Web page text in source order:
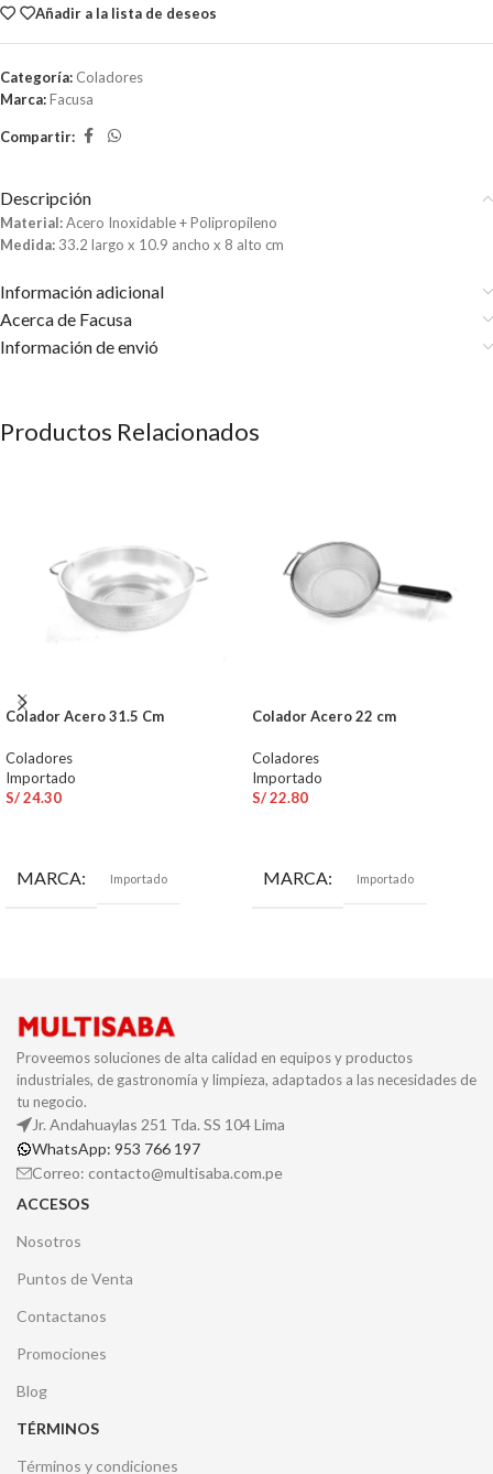
Añadir a la lista de deseos
Categoría: Coladores
Marca:Facusa
Compartir:
Descripción
Material:Acero Inoxidable + Polipropileno
Medida: 33.2 largo x 10.9 ancho x 8 alto cm
Información adicional
Acerca de Facusa
Información de envió
Productos Relacionados
Colador Acero 31.5 Cm
Coladores
Importado
S/24.30
MARCA Importado
Colador Acero 22 cm
Coladores
Importado
S/22.80
MARCA Importado
Proveemos soluciones de alta calidad en equipos y productos
industriales, de gastronomía y limpieza, adaptados a las necesidades de
tu negocio.
Jr. Andahuaylas 251 Tda. SS 104 Lima
WhatsApp: 953 766 197
Correo: contacto@multisaba.com.pe
ACCESOS
Nosotros
Puntos de Venta
Contactanos
Promociones
Blog
TÉRMINOS
Términos y condiciones